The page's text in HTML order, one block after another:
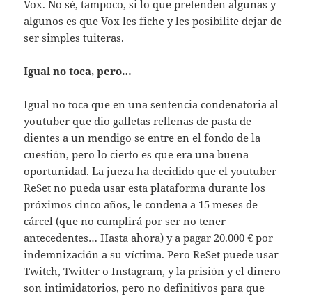
Vox. No sé, tampoco, si lo que pretenden algunas y
algunos es que Vox les fiche y les posibilite dejar de
ser simples tuiteras.
Igual no toca, pero…
Igual no toca que en una sentencia condenatoria al
youtuber que dio galletas rellenas de pasta de
dientes a un mendigo se entre en el fondo de la
cuestión, pero lo cierto es que era una buena
oportunidad. La jueza ha decidido que el youtuber
ReSet no pueda usar esta plataforma durante los
próximos cinco años, le condena a 15 meses de
cárcel (que no cumplirá por ser no tener
antecedentes… Hasta ahora) y a pagar 20.000 € por
indemnización a su víctima. Pero ReSet puede usar
Twitch, Twitter o Instagram, y la prisión y el dinero
son intimidatorios, pero no definitivos para que